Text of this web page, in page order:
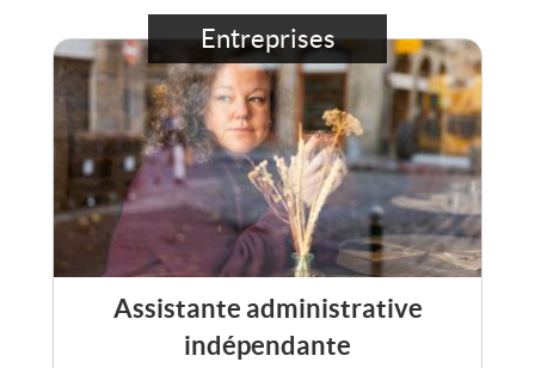
Entreprises
Assistante administrative
indépendante